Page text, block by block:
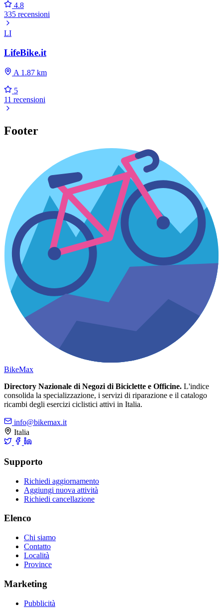
4.8
335 recensioni
LI
LifeBike.it
A 1.87 km
5
11 recensioni
Footer
BikeMax
Directory Nazionale di Negozi di Biciclette e Officine. L'indice
consolida la specializzazione, i servizi di riparazione e il catalogo
ricambi degli esercizi ciclistici attivi in Italia.
info@bikemax.it
Italia
Supporto
Richiedi aggiornamento
Aggiungi nuova attività
Richiedi cancellazione
Elenco
Chi siamo
Contatto
Località
Province
Marketing
Pubblicità